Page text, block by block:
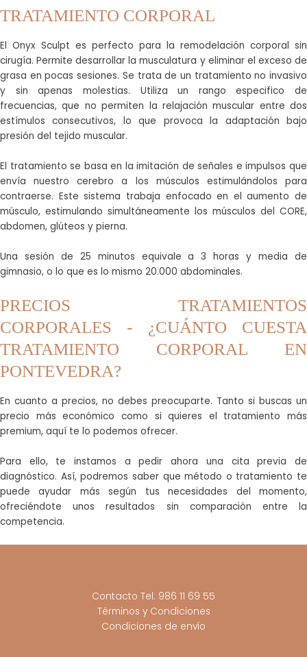
TRATAMIENTO CORPORAL
El Onyx Sculpt es perfecto para la remodelación corporal sin
cirugía. Permite desarrollar la musculatura y eliminar el exceso de
grasa en pocas sesiones. Se trata de un tratamiento no invasivo
y sin apenas molestias. Utiliza un rango especifico de
frecuencias, que no permiten la relajación muscular entre dos
estímulos consecutivos, lo que provoca la adaptación bajo
presión del tejido muscular.
El tratamiento se basa en la imitación de señales e impulsos que
envía nuestro cerebro a los músculos estimulándolos para
contraerse. Este sistema trabaja enfocado en el aumento de
músculo, estimulando simultáneamente los músculos del CORE,
abdomen, glúteos y pierna.
Una sesión de 25 minutos equivale a 3 horas y media de
gimnasio, o lo que es lo mismo 20.000 abdominales.
PRECIOS TRATAMIENTOS
CORPORALES - ¿CUÁNTO CUESTA
TRATAMIENTO CORPORAL EN
PONTEVEDRA?
En cuanto a precios, no debes preocuparte. Tanto si buscas un
precio más económico como si quieres el tratamiento más
premium, aquí te lo podemos ofrecer.
Para ello, te instamos a pedir ahora una cita previa de
diagnóstico. Así, podremos saber que método o tratamiento te
puede ayudar más según tus necesidades del momento,
ofreciéndote unos resultados sin comparación entre la
competencia.
Contacto Tel: 986 11 69 55
Términos y Condiciones
Condiciones de envío